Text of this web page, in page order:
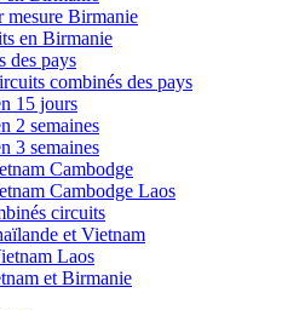
mesure Birmanie
en Birmanie
des pays
combinés des pays
15 jours
2 semaines
3 semaines
Cambodge
Cambodge Laos
circuits
et Vietnam
Laos
et Birmanie